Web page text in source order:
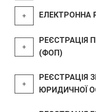
ЕЛЕКТРОННА
РЕЄСТРАЦІЯ
(ФОП)
РЕЄСТРАЦІЯ
ЮРИДИЧНОЇ